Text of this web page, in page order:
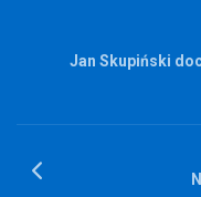
Jan Skupiński